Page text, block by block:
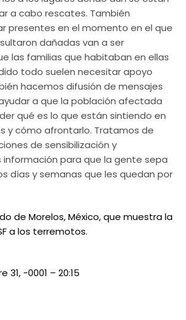
a cabo rescates. También
presentes en el momento en el que
dañadas van a ser
las familias que habitaban en ellas
todo suelen necesitar apoyo
hacemos difusión de mensajes
a que la población afectada
qué es lo que están sintiendo en
y cómo afrontarlo. Tratamos de
de sensibilización y
para que la gente sepa
días y semanas que les quedan por
31, -0001 – 20:15